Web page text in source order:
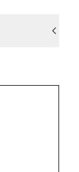
(flat
Black Inc.